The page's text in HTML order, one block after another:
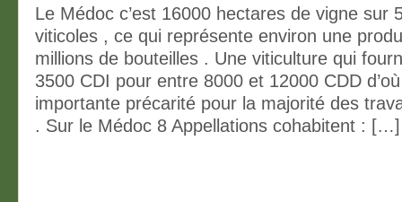
Le Médoc c’est 16000 hectares de vigne sur
viticoles , ce qui représente environ une
millions de bouteilles . Une viticulture qui
3500 CDI pour entre 8000 et 12000 CDD
importante précarité pour la majorité des
. Sur le Médoc 8 Appellations cohabitent : […]